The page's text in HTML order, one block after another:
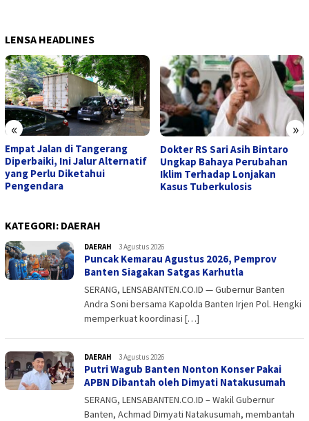
LENSA HEADLINES
« »
Empat Jalan di Tangerang
Diperbaiki, Ini Jalur Alternatif
yang Perlu Diketahui
Pengendara
Dokter RS Sari Asih Bintaro
Ungkap Bahaya Perubahan
Iklim Terhadap Lonjakan
Kasus Tuberkulosis
KATEGORI: DAERAH
DAERAH admin
3 Agustus 2026
Puncak Kemarau Agustus 2026, Pemprov
Banten Siagakan Satgas Karhutla
SERANG, LENSABANTEN.CO.ID — Gubernur Banten
Andra Soni bersama Kapolda Banten Irjen Pol. Hengki
memperkuat koordinasi […]
DAERAH admin
3 Agustus 2026
Putri Wagub Banten Nonton Konser Pakai
APBN Dibantah oleh Dimyati Natakusumah
SERANG, LENSABANTEN.CO.ID – Wakil Gubernur
Banten, Achmad Dimyati Natakusumah, membantah